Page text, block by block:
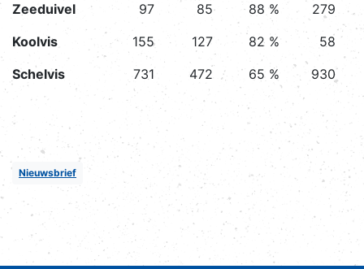
Zeeduivel
97 85 88 %
279
Koolvis
155 127 82 %
58
Schelvis
731 472 65 % 930
Nieuwsbrief